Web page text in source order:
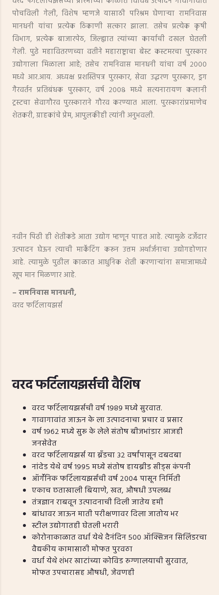
पोचविली गेली, विशेष म्हणजे यासाठी परिश्रम घेणाऱ्या रामनिवास
मानधनी यांचा प्रत्येक ठिकाणी सत्कार झाला. तसेच प्रत्येक कृषी
विभाग, प्रत्येक बाजारपेठ, जिल्ह्यात त्यांच्या कार्याची दखल घेतली
गेली. पुढे महावितरणच्या वतीने महाराष्ट्राचा बेस्ट कस्टमरचा पुरस्कार
उद्योगाला मिळाला आहे; तसेच रामनिवास मानधनी यांचा वर्ष २०००
मध्ये आर.आय. अध्यक्ष प्रशस्तिपत्र पुरस्कार, सेवा उद्धरण पुरस्कार, ड्रग
गैरवर्तन प्रतिबंधक पुरस्कार, वर्ष २००८ मध्ये सत्यनारायण कलानी
ट्रस्टचा सेवागौरव पुरस्काराने गौरव करण्यात आला. पुरस्कारांप्रमाणेच
शेतकरी, ग्राहकांचे प्रेम, आपुलकीही त्यांनी अनुभवली.
नवीन पिढी ही शेतीकडे आता उद्योग म्हणून पाहत आहे. त्यामुळे दर्जेदार
उत्पादन घेऊन त्याची मार्केटिंग करून उत्तम अर्थार्जनाचा उद्योगहोणार
आहे. त्यामुळे पुढील काळात आधुनिक शेती करणाऱ्यांना समाजामध्ये
खूप मान मिळणार आहे.
– रामनिवास मानधनी,
वरद फर्टिलायझर्स
वरद फर्टिलायझर्सची वैशिष
वरद फर्टिलायझर्सची वर्ष १९८९ मध्ये सुरवात.
गावागावांत जाऊन के ला उत्पादनाचा प्रचार व प्रसार
वर्ष १९६२ मध्ये सुरू के लेले संतोष बीजभांडार आजही
जनसेवेत
वरद फर्टिलायझर्स या ब्रॅंडचा ३२ वर्षांपासून दबदबा
नांदेड येथे वर्ष १९९५ मध्ये संतोष हायब्रीड सीड्स कंपनी
ऑर्गॅनिक फर्टिलायझर्सची वर्ष २००४ पासून निर्मिती
एकाच छताखाली बियाणे, खत, औषधी उपलब्ध
तंत्रज्ञान राबवून उत्पादनाची दिली जातेय हमी
बांधावर जाऊन माती परीक्षणावर दिला जातोय भर
स्टील उद्योगातही घेतली भरारी
कोरोनाकाळात वर्धा येथे दैनंदिन ५०० ऑक्सिजन सिलिंडरचा
वैद्यकीय कामासाठी मोफत पुरवठा
वर्धा येथे शंभर खाटांच्या कोविड रुग्णालयाची सुरवात,
मोफत उपचारासह औषधी, जेवणही